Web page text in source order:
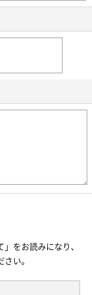
をお読みになり、
さい。